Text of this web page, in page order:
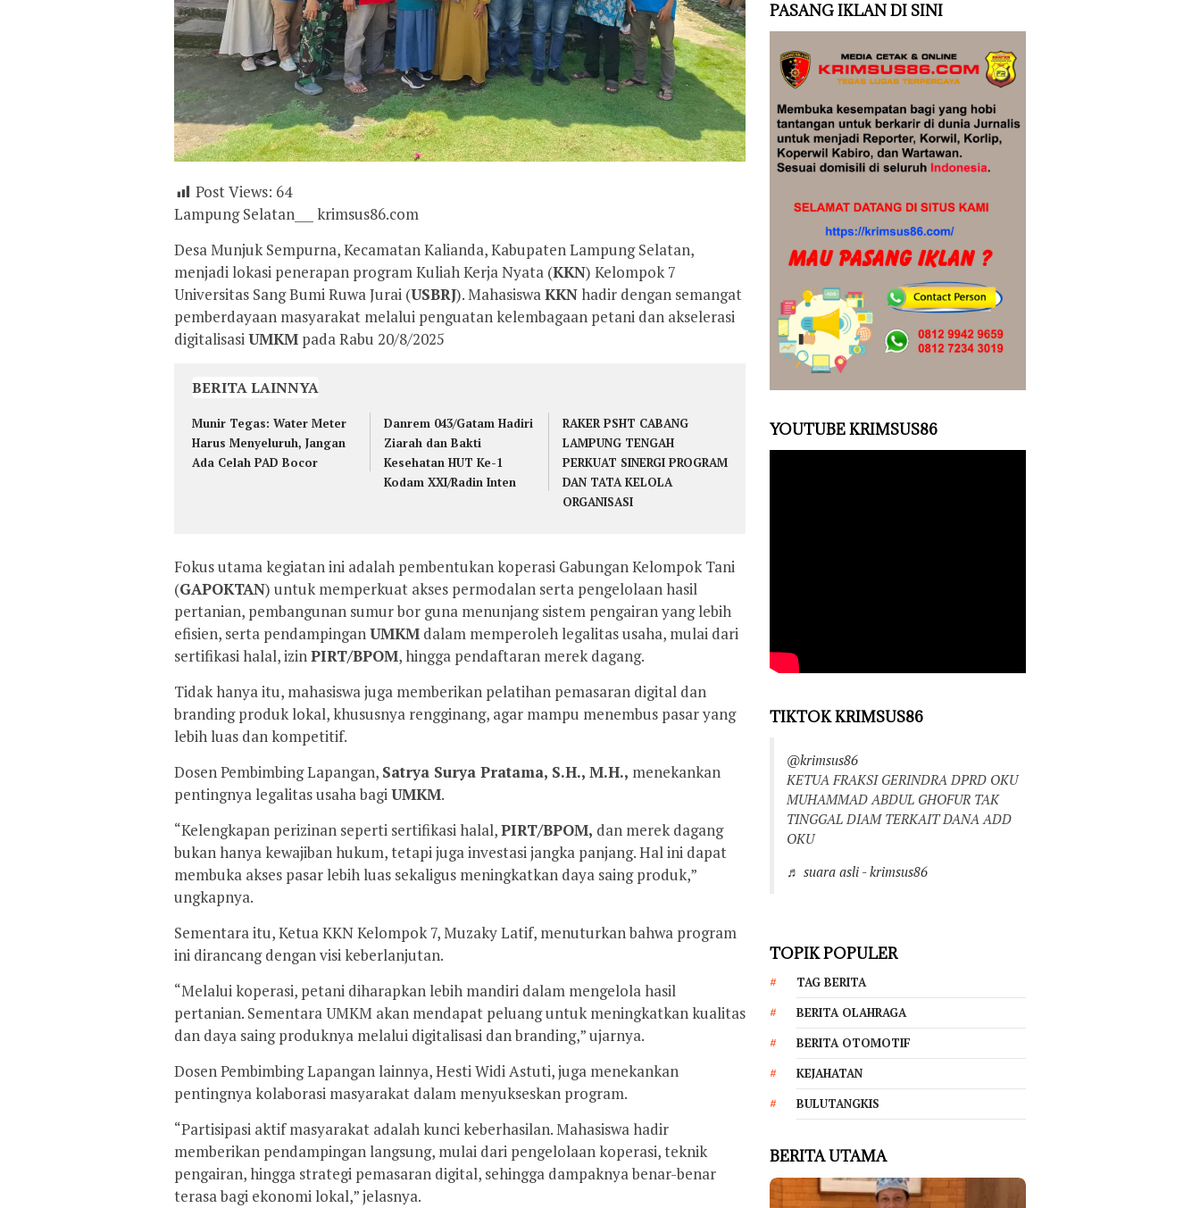
Post Views: 64
Lampung Selatan___ krimsus86.com
Desa Munjuk Sempurna, Kecamatan Kalianda, Kabupaten Lampung Selatan,
menjadi lokasi penerapan program Kuliah Kerja Nyata (KKN) Kelompok 7
Universitas Sang Bumi Ruwa Jurai (USBRJ). MahasiswaKKNhadir dengan semangat
pemberdayaan masyarakat melalui penguatan kelembagaan petani dan akselerasi
digitalisasiUMKM pada Rabu 20/8/2025
BERITA LAINNYA
Munir Tegas: Water Meter
Harus Menyeluruh, Jangan
Ada Celah PAD Bocor
Danrem 043/Gatam Hadiri
Ziarah dan Bakti
Kesehatan HUT Ke-1
Kodam XXI/Radin Inten
RAKER PSHT CABANG
LAMPUNG TENGAH
PERKUAT SINERGI PROGRAM
DAN TATA KELOLA
ORGANISASI
Fokus utama kegiatan ini adalah pembentukan koperasi Gabungan Kelompok Tani
(GAPOKTAN) untuk memperkuat akses permodalan serta pengelolaan hasil
pertanian, pembangunan sumur bor guna menunjang sistem pengairan yang lebih
efisien, serta pendampinganUMKM dalam memperoleh legalitas usaha, mulai dari
sertifikasi halal, izinPIRT/BPOM, hingga pendaftaran merek dagang.
Tidak hanya itu, mahasiswa juga memberikan pelatihan pemasaran digital dan
branding produk lokal, khususnya rengginang, agar mampu menembus pasar yang
lebih luas dan kompetitif.
Dosen Pembimbing Lapangan, Satrya Surya Pratama, S.H., M.H., menekankan
pentingnya legalitas usaha bagiUMKM.
“Kelengkapan perizinan seperti sertifikasi halal,PIRT/BPOM, dan merek dagang
bukan hanya kewajiban hukum, tetapi juga investasi jangka panjang. Hal ini dapat
membuka akses pasar lebih luas sekaligus meningkatkan daya saing produk,”
ungkapnya.
Sementara itu, Ketua KKN Kelompok 7, Muzaky Latif, menuturkan bahwa program
ini dirancang dengan visi keberlanjutan.
“Melalui koperasi, petani diharapkan lebih mandiri dalam mengelola hasil
pertanian. Sementara UMKM akan mendapat peluang untuk meningkatkan kualitas
dan daya saing produknya melalui digitalisasi dan branding,” ujarnya.
Dosen Pembimbing Lapangan lainnya, Hesti Widi Astuti, juga menekankan
pentingnya kolaborasi masyarakat dalam menyukseskan program.
“Partisipasi aktif masyarakat adalah kunci keberhasilan. Mahasiswa hadir
memberikan pendampingan langsung, mulai dari pengelolaan koperasi, teknik
pengairan, hingga strategi pemasaran digital, sehingga dampaknya benar-benar
terasa bagi ekonomi lokal,” jelasnya.
PASANG IKLAN DI SINI
YOUTUBE KRIMSUS86
TIKTOK KRIMSUS86
@krimsus86
KETUA FRAKSI GERINDRA DPRD OKU
MUHAMMAD ABDUL GHOFUR TAK
TINGGAL DIAM TERKAIT DANA ADD
OKU
♬ suara asli - krimsus86
TOPIK POPULER
TAG BERITA
BERITA OLAHRAGA
BERITA OTOMOTIF
KEJAHATAN
BULUTANGKIS
BERITA UTAMA